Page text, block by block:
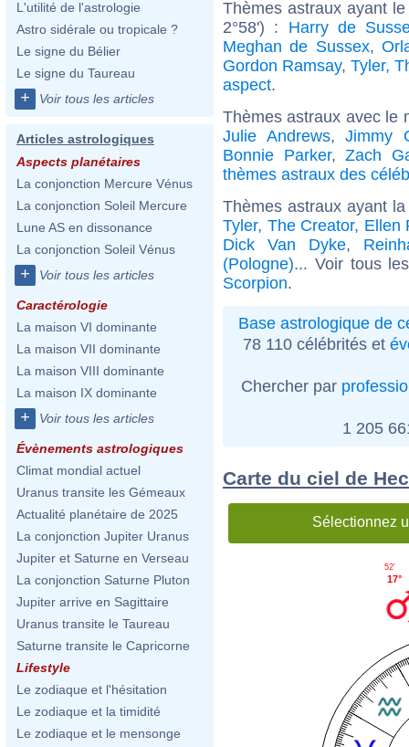
L'utilité de l'astrologie
Astro sidérale ou tropicale ?
Le signe du Bélier
Le signe du Taureau
+ Voir tous les articles
Articles astrologiques
Aspects planétaires
La conjonction Mercure Vénus
La conjonction Soleil Mercure
Lune AS en dissonance
La conjonction Soleil Vénus
+ Voir tous les articles
Caractérologie
La maison VI dominante
La maison VII dominante
La maison VIII dominante
La maison IX dominante
+ Voir tous les articles
Évènements astrologiques
Climat mondial actuel
Uranus transite les Gémeaux
Actualité planétaire de 2025
La conjonction Jupiter Uranus
Jupiter et Saturne en Verseau
La conjonction Saturne Pluton
Jupiter arrive en Sagittaire
Uranus transite le Taureau
Saturne transite le Capricorne
Lifestyle
Le zodiaque et l'hésitation
Le zodiaque et la timidité
Le zodiaque et le mensonge
Thèmes astraux ayant
2°58') : Harry de
Meghan de Sussex,
Gordon Ramsay, Tyler,
aspect.
Thèmes astraux avec le
Julie Andrews,Jimmy
Bonnie Parker, Zach
thèmes astraux des
Thèmes astraux ayant
Tyler, The Creator, Ellen
Dick Van Dyke,
(Pologne)... Voir tous
Scorpion.
Base astrologique de
78 110 célébrités et
Chercher par
1 205
Carte du ciel de
Sélectionnez
17°
52'